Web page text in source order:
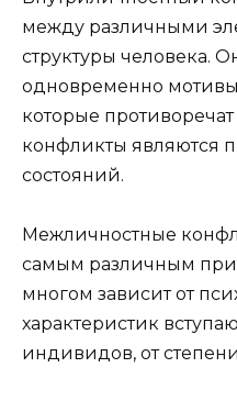
между различными
структуры человека.
одновременно мотивы
которые
конфликты являются
состояний.
Межличностные
самым различным
многом зависит от
характеристик
индивидов, от